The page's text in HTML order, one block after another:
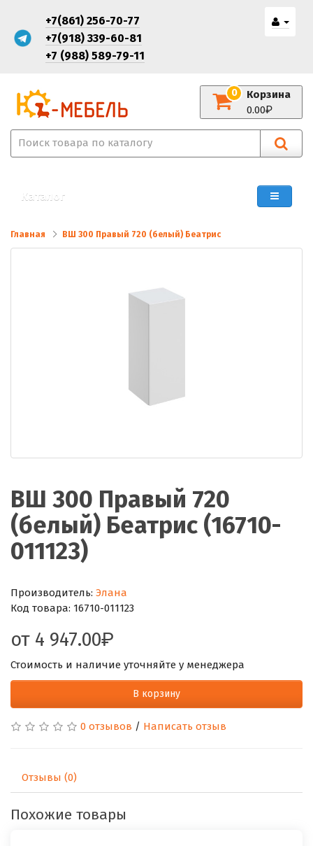
+7(861) 256-70-77
+7(918) 339-60-81
+7 (988) 589-79-11
Корзина
0
0.00
Каталог
Главная ВШ 300 Правый 720 (белый) Беатрис
ВШ 300 Правый 720
(белый) Беатрис (16710-
011123)
Производитель: Элана
Код товара: 16710-011123
от 4 947.00
Стоимость и наличие уточняйте у менеджера
В корзину
0 отзывов / Написать отзыв
Отзывы (0)
Похожие товары